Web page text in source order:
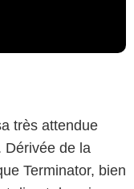
très attendue
Dérivée de la
Terminator, bien